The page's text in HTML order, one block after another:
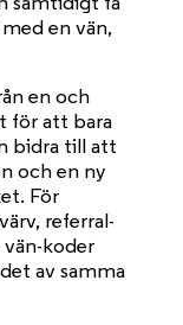
en vän,
en och
för att bara
bidra till att
och en ny
För
referral-
koder
av samma